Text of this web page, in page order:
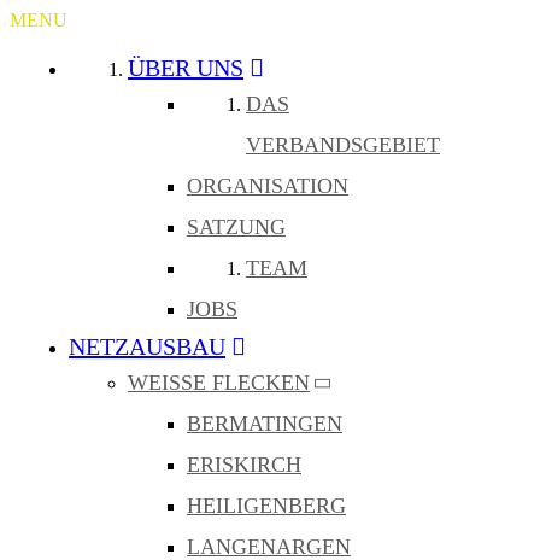
MENU
ÜBER UNS
DAS
VERBANDSGEBIET
ORGANISATION
SATZUNG
TEAM
JOBS
NETZAUSBAU
WEISSE FLECKEN
BERMATINGEN
ERISKIRCH
HEILIGENBERG
LANGENARGEN